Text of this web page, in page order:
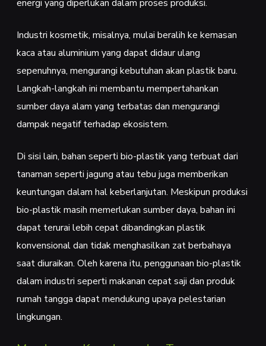
energi yang diperlukan dalam proses produksi.
Industri kosmetik, misalnya, mulai beralih ke kemasan
kaca atau aluminium yang dapat didaur ulang
sepenuhnya, mengurangi kebutuhan akan plastik baru.
Langkah-langkah ini membantu mempertahankan
sumber daya alam yang terbatas dan mengurangi
dampak negatif terhadap ekosistem.
Di sisi lain, bahan seperti bio-plastik yang terbuat dari
tanaman seperti jagung atau tebu juga memberikan
keuntungan dalam hal keberlanjutan. Meskipun produksi
bio-plastik masih memerlukan sumber daya, bahan ini
dapat terurai lebih cepat dibandingkan plastik
konvensional dan tidak menghasilkan zat berbahaya
saat diuraikan. Oleh karena itu, penggunaan bio-plastik
dalam industri seperti makanan cepat saji dan produk
rumah tangga dapat mendukung upaya pelestarian
lingkungan.